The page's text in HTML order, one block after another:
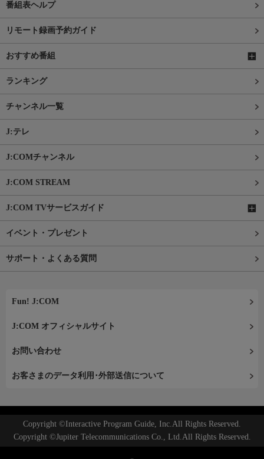
番組表ヘルプ
リモート録画予約ガイド
おすすめ番組
ランキング
チャンネル一覧
J:テレ
J:COMチャンネル
J:COM STREAM
J:COM TVサービスガイド
イベント・プレゼント
サポート・よくある質問
Fun! J:COM
J:COM オフィシャルサイト
お問い合わせ
お客さまのデータ利用･外部送信について
Copyright ©Interactive Program Guide, Inc.All Rights Reserved.
Copyright ©Jupiter Telecommunications Co., Ltd.All Rights Reserved.